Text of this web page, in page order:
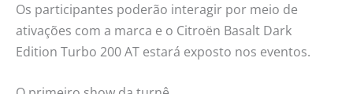
Os participantes poderão interagir por meio de
ativações com a marca e o Citroën Basalt Dark
Edition Turbo 200 AT estará exposto nos eventos.